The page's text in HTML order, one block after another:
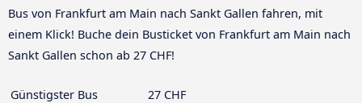
Bus von Frankfurt am Main nach Sankt Gallen fahren, mit
einem Klick! Buche dein Busticket von Frankfurt am Main nach
Sankt Gallen schon ab 27 CHF!
Günstigster Bus
27 CHF